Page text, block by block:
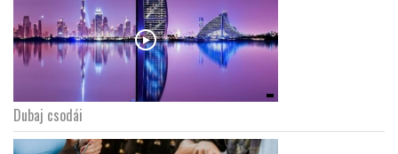
Dubaj csodái